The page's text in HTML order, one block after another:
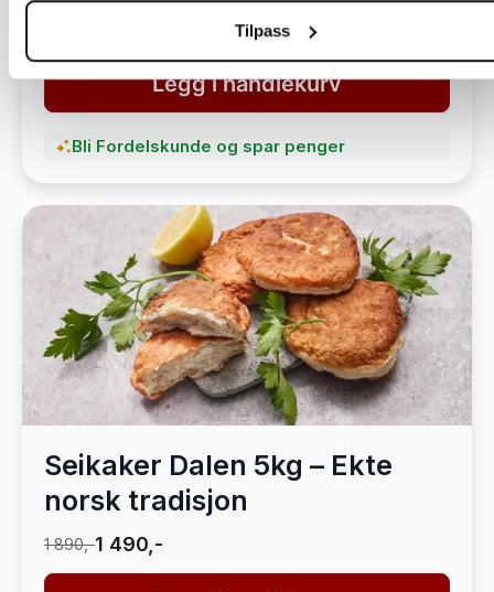
Tilpass
Legg i handlekurv
Bli Fordelskunde og spar penger
Seikaker Dalen 5kg – Ekte
norsk tradisjon
1 890,-1 490,-